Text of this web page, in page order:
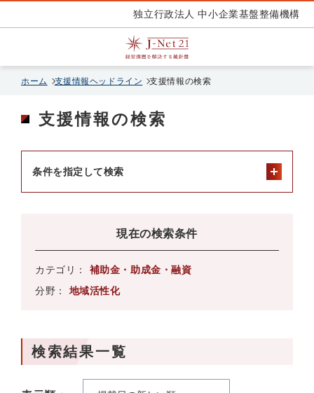
独立行政法人 中小企業基盤整備機構
ホーム 支援情報ヘッドライン 支援情報の検索
支援情報の検索
条件を指定して検索
現在の検索条件
カテゴリ：
補助金・助成金・融資
分野：
地域活性化
検索結果一覧